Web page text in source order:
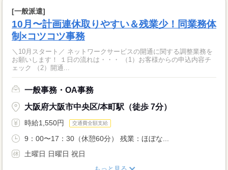
[一般派遣]
10月〜計画連休取りやすい＆残業少！同業務体
制×コツコツ事務
＼10月スタート／ ネットワークサービスの開通に関する調整業務を
お願いします！ １日の流れは・・・ （1）お客様からの申込内容チ
ェック （2）開通...
一般事務・OA事務
大阪府大阪市中央区/本町駅（徒歩 7分）
時給1,550円 交通費全額支給
9：00〜17：30（休憩60分） 残業：ほぼな...
土曜日 日曜日 祝日